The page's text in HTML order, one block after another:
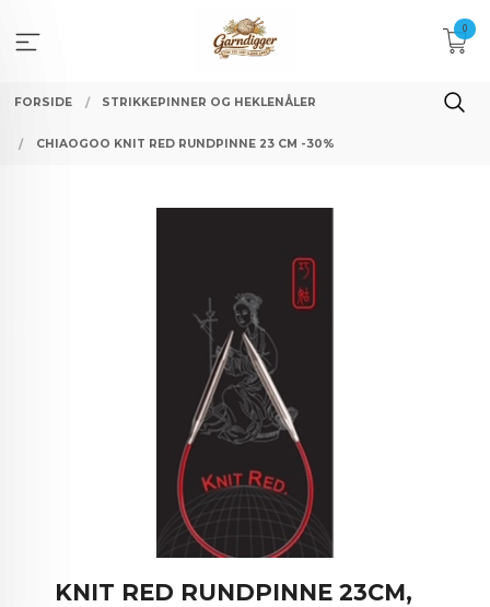
innholdet
0
FORSIDE STRIKKEPINNER OG HEKLENÅLER
CHIAOGOO KNIT RED RUNDPINNE 23 CM -30%
KNIT RED RUNDPINNE 23CM,